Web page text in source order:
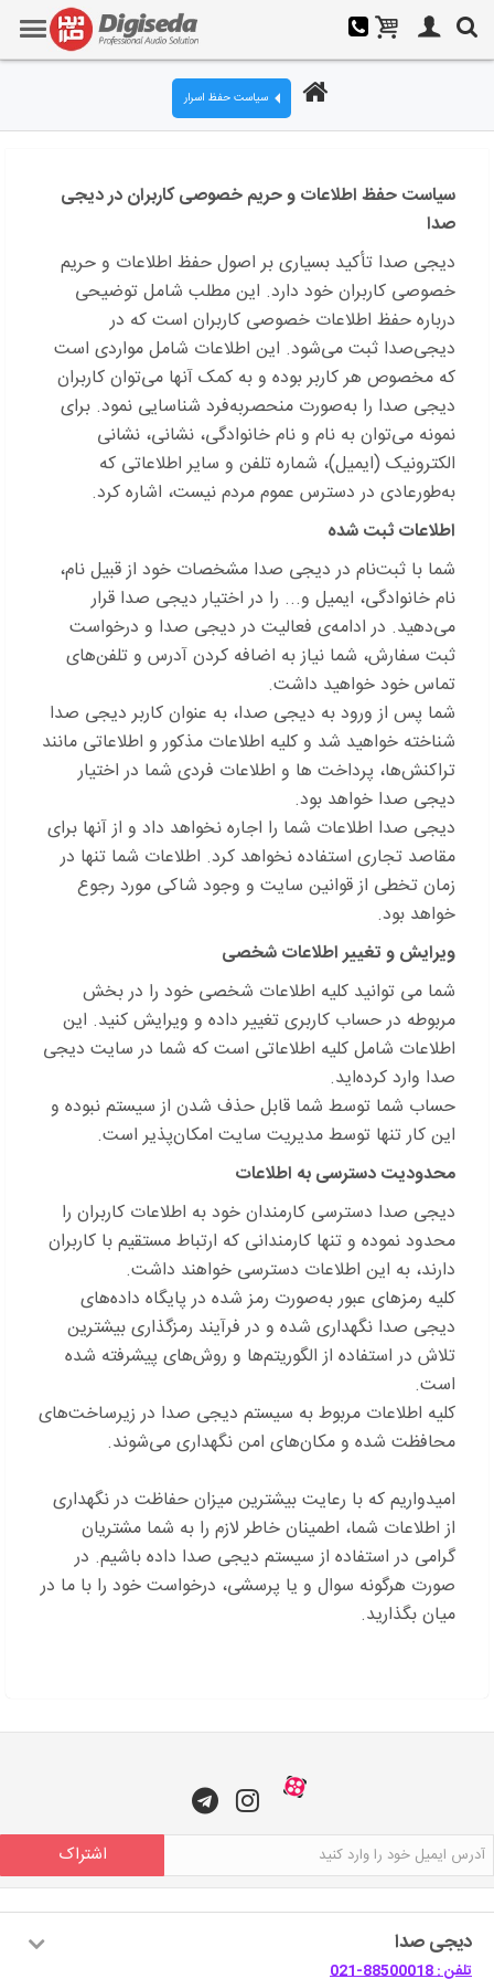
سیاست حفظ اسرار
سیاست حفظ اطلاعات و حریم خصوصی کاربران در دیجی
صدا
دیجی صدا تأکید بسیاری بر اصول حفظ اطلاعات و حریم
خصوصی کاربران خود دارد. این مطلب شامل توضیحی
درباره حفظ اطلاعات خصوصی کاربران است که در
دیجی‌صدا ثبت می‌شود. این اطلاعات شامل مواردی است
که مخصوص هر کاربر بوده و به کمک آنها می‌توان کاربران
دیجی صدا را به‌صورت منحصربه‌فرد شناسایی نمود. برای
نمونه می‌توان به نام و نام خانوادگی، نشانی، نشانی
الکترونیک (ایمیل)، شماره تلفن و سایر اطلاعاتی که
به‌طورعادی در دسترس عموم مردم نیست، اشاره کرد.
اطلاعات ثبت شده
شما با ثبت‌نام در دیجی صدا مشخصات خود از قبیل نام،
نام خانوادگی، ایمیل و... را در اختیار دیجی صدا قرار
می‌‌دهید. در ادامه‌ی فعالیت در دیجی صدا و درخواست
ثبت سفارش، شما نیاز به اضافه کردن آدرس و تلفن‌های
تماس خود خواهید داشت.
شما پس از ورود به دیجی صدا، به عنوان کاربر دیجی صدا
شناخته خواهید شد و کلیه اطلاعات مذکور و اطلاعاتی مانند
تراکنش‌ها، پرداخت ها و اطلاعات فردی شما در اختیار
دیجی صدا خواهد بود.
دیجی صدا اطلاعات شما را اجاره نخواهد داد و از آنها برای
مقاصد تجاری استفاده نخواهد کرد. اطلاعات شما تنها در
زمان تخطی از قوانین سایت و وجود شاکی مورد رجوع
خواهد بود.
ویرایش و تغییر اطلاعات شخصی
شما می توانید کلیه اطلاعات شخصی خود را در بخش
مربوطه در حساب کاربری تغییر داده و ویرایش کنید. این
اطلاعات شامل کلیه اطلاعاتی است که شما در سایت دیجی
صدا وارد کرده‌اید.
حساب شما توسط شما قابل حذف شدن از سیستم نبوده و
این کار تنها توسط مدیریت سایت امکان‌پذیر است.
محدودیت دسترسی به اطلاعات
دیجی صدا دسترسی کارمندان خود به اطلاعات کاربران را
محدود نموده و تنها کارمندانی که ارتباط مستقیم با کاربران
دارند، به این اطلاعات دسترسی خواهند داشت.
کلیه رمزهای عبور به‌صورت رمز شده در پایگاه داده‌های
دیجی صدا نگهداری شده و در فرآیند رمزگذاری بیشترین
تلاش در استفاده از الگوریتم‌ها و روش‌های پیشرفته شده
است.
کلیه اطلاعات مربوط به سیستم دیجی صدا در زیرساخت‌های
محافظت شده و مکان‌های امن نگهداری می‌شوند.
امیدواریم که با رعایت بیشترین میزان حفاظت در نگهداری
از اطلاعات شما،‌ اطمینان خاطر لازم را به شما مشتریان
گرامی در استفاده از سیستم دیجی صدا داده باشیم. در
صورت هرگونه سوال و یا پرسشی، درخواست خود را با ما در
میان بگذارید.
اشتراک
دیجی صدا
تلفن : 88500018-021